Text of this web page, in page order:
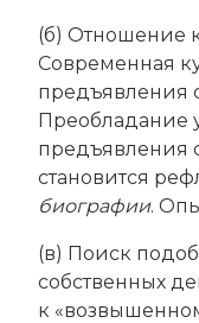
(б) Отношение
Современная
предъявления
Преобладание
предъявления
становится
биографии.
(в) Поиск
собственных
к